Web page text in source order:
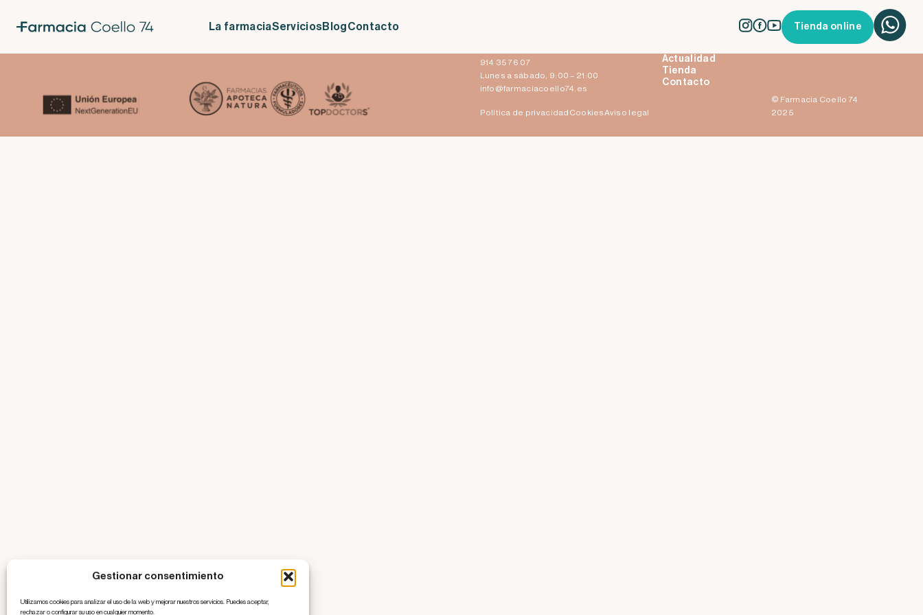
Gestionar consentimiento
Utilizamos cookies para analizar el uso de la web y mejorar nuestros servicios. Puedes aceptar,
rechazar o configurar su uso en cualquier momento.
La farmaciaServiciosBlogContacto Tienda online
914 35 76 07
Lunes a sábado, 9:00 – 21:00
info@farmaciacoello74.es
Política de privacidad CookiesAviso legal
Actualidad
Tienda
Contacto
© Farmacia Coello 74
2025